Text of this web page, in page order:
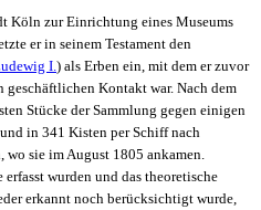
Köln zur Einrichtung eines Museums
er in seinem Testament den
I.) als Erben ein, mit dem er zuvor
Kontakt war. Nach dem
Stücke der Sammlung gegen einigen
in 341 Kisten per Schiff nach
sie im August 1805 ankamen.
wurden und das theoretische
erkannt noch berücksichtigt wurde,